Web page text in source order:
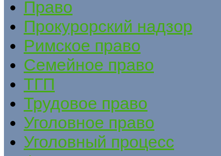
Право
Прокурорский надзор
Римское право
Семейное право
ТГП
Трудовое право
Уголовное право
Уголовный процесс